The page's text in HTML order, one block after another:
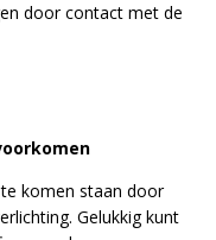
door contact met de
komen staan door
Gelukkig kunt